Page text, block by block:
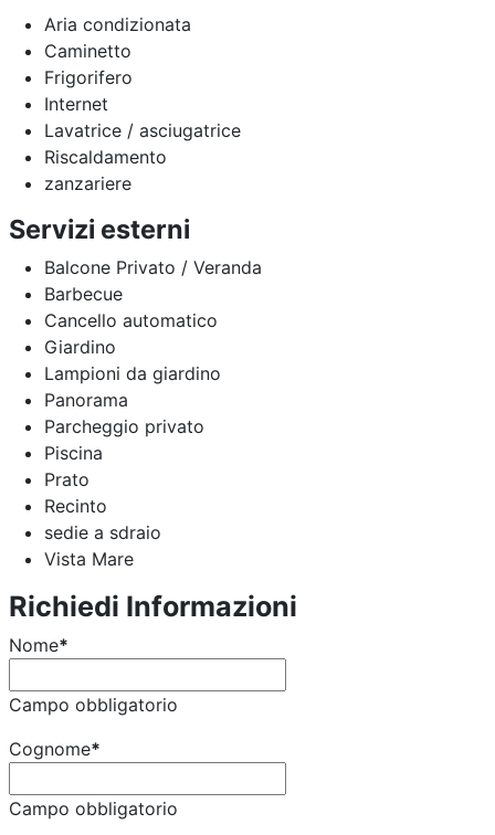
Aria condizionata
Caminetto
Frigorifero
Internet
Lavatrice / asciugatrice
Riscaldamento
zanzariere
Servizi esterni
Balcone Privato / Veranda
Barbecue
Cancello automatico
Giardino
Lampioni da giardino
Panorama
Parcheggio privato
Piscina
Prato
Recinto
sedie a sdraio
Vista Mare
Richiedi Informazioni
Nome*
Campo obbligatorio
Cognome*
Campo obbligatorio